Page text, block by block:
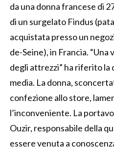
da una donna francese di
di un surgelato Findus
acquistata presso un
de-Seine), in Francia.
degli attrezzi” ha riferito la
media. La donna,
confezione allo store,
l’inconveniente. La
Ouzir, responsabile della
essere venuta a